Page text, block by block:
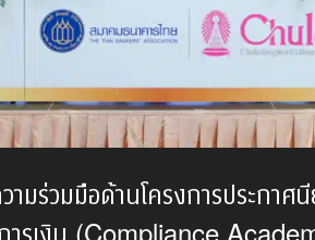
มร่วมมือด้านโครงการประกา
รเงิน (Compliance